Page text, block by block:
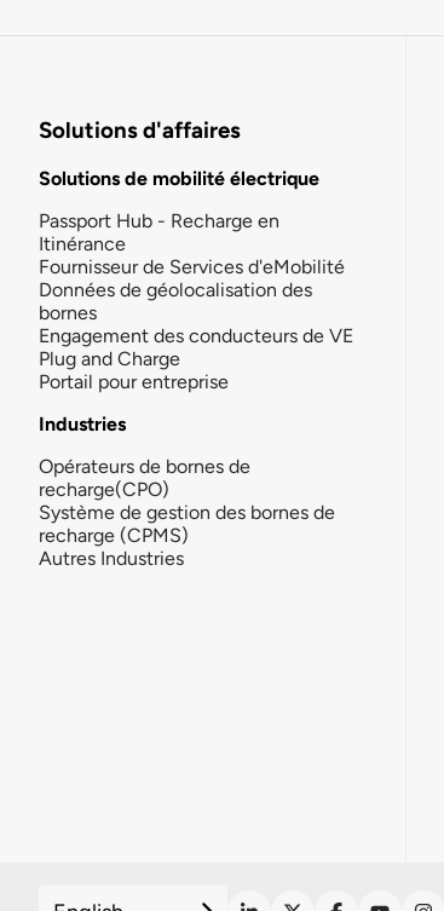
Solutions d'affaires
Solutions de mobilité électrique
Passport Hub - Recharge en
Itinérance
Fournisseur de Services d'eMobilité
Données de géolocalisation des
bornes
Engagement des conducteurs de VE
Plug and Charge
Portail pour entreprise
Industries
Opérateurs de bornes de
recharge(CPO)
Système de gestion des bornes de
recharge (CPMS)
Autres Industries